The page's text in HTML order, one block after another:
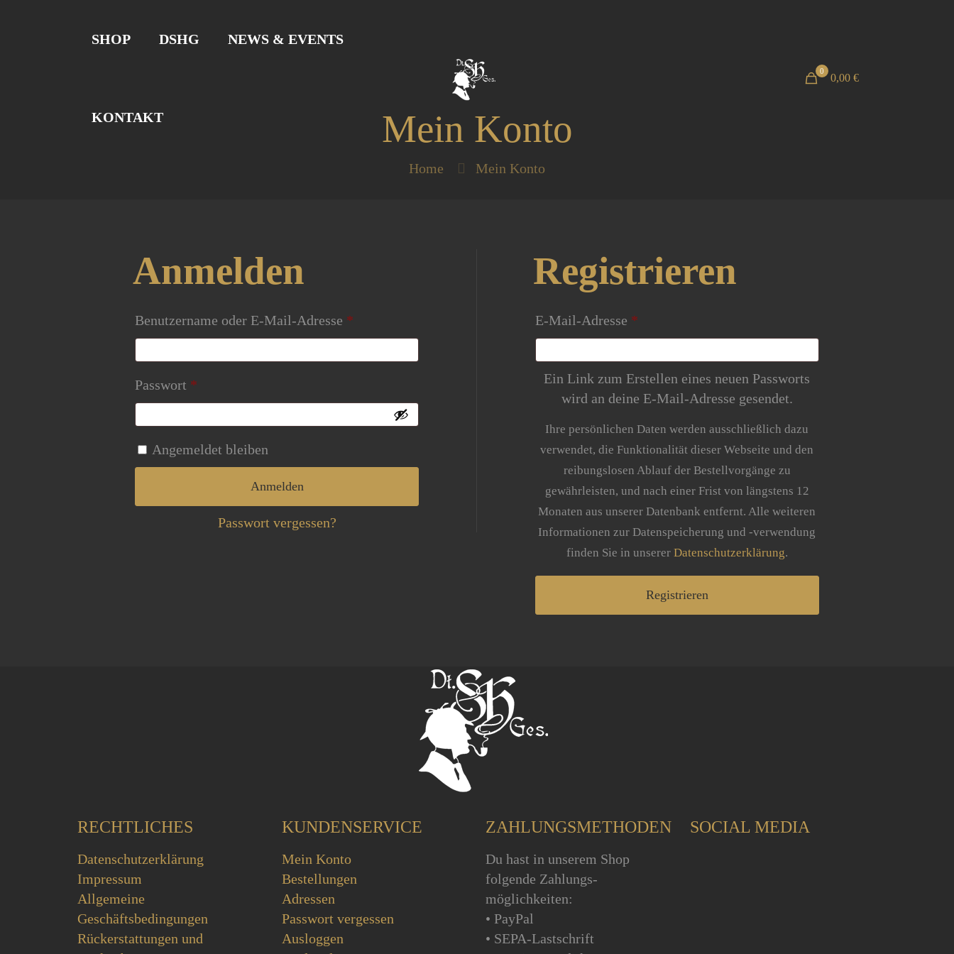
SHOP DSHG NEWS & EVENTS
KONTAKT
0
0,00 €
Mein Konto
Home Mein Konto
Anmelden
Benutzername oder E-Mail-Adresse *
Passwort *
Angemeldet bleiben
Anmelden
Passwort vergessen?
Registrieren
E-Mail-Adresse *Erforderlich
Ein Link zum Erstellen eines neuen Passworts
wird an deine E-Mail-Adresse gesendet.
Ihre persönlichen Daten werden ausschließlich dazu
verwendet, die Funktionalität dieser Webseite und den
reibungslosen Ablauf der Bestellvorgänge zu
gewährleisten, und nach einer Frist von längstens 12
Monaten aus unserer Datenbank entfernt. Alle weiteren
Informationen zur Datenspeicherung und -verwendung
finden Sie in unserer Datenschutzerklärung.
Registrieren
RECHTLICHES
Datenschutzerklärung
Impressum
Allgemeine
Geschäftsbedingungen
Rückerstattungen und
KUNDENSERVICE
Mein Konto
Bestellungen
Adressen
Passwort vergessen
Ausloggen
ZAHLUNGSMETHODEN
Du hast in unserem Shop
folgende Zahlungs-
möglichkeiten:
• PayPal
• SEPA-Lastschrift
SOCIAL MEDIA